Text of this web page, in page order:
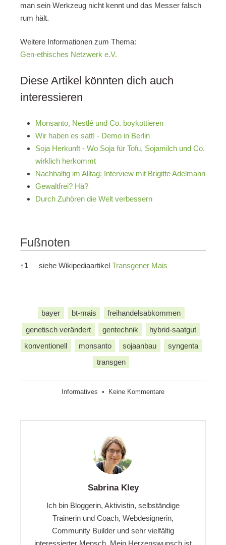
man sein Werkzeug nicht kennt und das Messer falsch
rum hält.
Weitere Informationen zum Thema:
Gen-ethisches Netzwerk e.V.
Diese Artikel könnten dich auch
interessieren
Monsanto, Nestlé und Co. boykottieren
Wir haben es satt! - Demo in Berlin
Soja Herkunft - Wo Soja für Tofu, Sojamilch und Co.
wirklich herkommt
Nachhaltig im Alltag: Interview mit Brigitte Adelmann
Gewaltfrei? Hä?
Durch Zuhören die Welt verbessern
Fußnoten
Fußnoten
↑1 siehe Wikipediaartikel Transgener Mais
bayer bt-mais
freihandelsabkommen
genetisch verändert
gentechnik
hybrid-saatgut
konventionell
monsanto sojaanbau
syngenta
transgen
Informatives • Keine Kommentarezu
Deutschland
Sabrina Kley
Ich bin Bloggerin, Aktivistin, selbständige
Trainerin und Coach, Webdesignerin,
Community Builder und sehr vielfältig
interessierter Mensch. Mein Herzenswunsch ist